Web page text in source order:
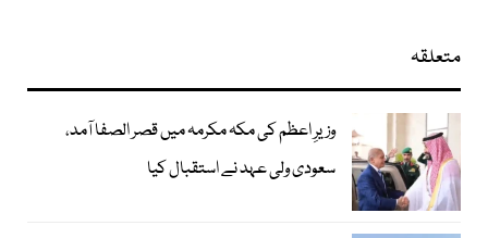
متعلقہ
وزیرِ اعظم کی مکہ مکرمہ میں قصر الصفا آمد،
سعودی ولی عہد نے استقبال کیا